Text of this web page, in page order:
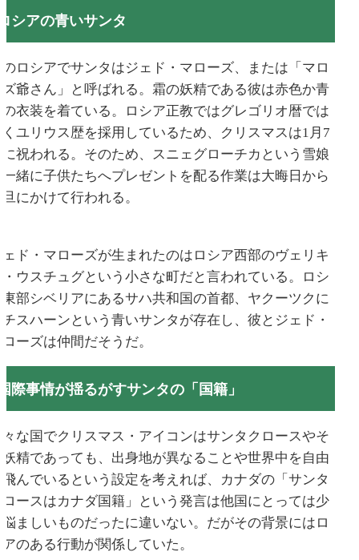
シアの青いサンタ
ロシアでサンタはジェド・マローズ、または「マロ
爺さん」と呼ばれる。霜の妖精である彼は赤色か青
衣装を着ている。ロシア正教ではグレゴリオ暦では
ユリウス歴を採用しているため、クリスマスは1月7
祝われる。そのため、スニェグローチカという雪娘
緒に子供たちへプレゼントを配る作業は大晦日から
にかけて行われる。
ド・マローズが生まれたのはロシア西部のヴェリキ
ウスチュグという小さな町だと言われている。ロシ
部シベリアにあるサハ共和国の首都、ヤクーツクに
スハーンという青いサンタが存在し、彼とジェド・
ーズは仲間だそうだ。
際事情が揺るがすサンタの「国籍」
な国でクリスマス・アイコンはサンタクロースやそ
精であっても、出身地が異なることや世界中を自由
んでいるという設定を考えれば、カナダの「サンタ
ースはカナダ国籍」という発言は他国にとっては少
ましいものだったに違いない。だがその背景にはロ
のある行動が関係していた。